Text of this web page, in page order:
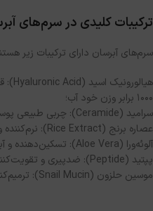
ترکیبات کلیدی در سرم‌های
سرم‌های آبرسان دارای ترکیبات زیر
هیالورونیک اسید (Hyaluronic Acid):
۱۰۰۰ برابر وزن خود آب؛
سرامید (Ceramide):
چربی طبیعی
عصاره برنج (Rice Extract):
آلوئه‌ورا (Aloe Vera):
تسکین‌دهنده و
پپتید (Peptide):
ضدپیری و
موسین حلزون (Snail Mucin):